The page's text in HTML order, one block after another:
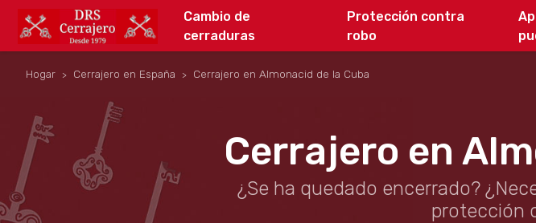
Cambio de
cerraduras
Protección contra
robo
Hogar Cerrajero en España Cerrajero en Almonacid de la Cuba
Cerrajero en
¿Se ha quedado encerrado?
protección